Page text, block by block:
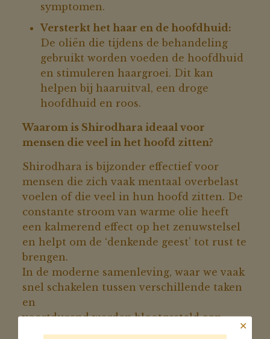
symptomen.
Versterkt het haar en de hoofdhuid:
De oliën die tijdens de behandeling
gebruikt worden voeden de hoofdhuid
en stimuleren haargroei. Dit kan
helpen bij haaruitval, een droge
hoofdhuid en roos.
Waarom is Shirodhara ideaal voor
mensen die veel in het hoofd zitten?
Shirodhara is bijzonder effectief voor
mensen die zich vaak mentaal overbelast
voelen of die veel in hun hoofd zitten. De
constante stroom van warme olie heeft
een kalmerend effect op het zenuwstelsel
en helpt om de ‘denkende geest’ tot rust te
brengen.
In de moderne samenleving, waar we vaak
snel schakelen tussen verschillende taken
en
voortdurend worden blootgesteld aan
stressvolle prikkels, kan onze geest
✕